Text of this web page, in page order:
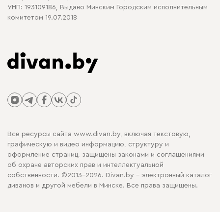
УНП: 193109186, Выдано Минским Городским исполнительным
комитетом 19.07.2018
Все ресурсы сайта www.divan.by, включая текстовую,
графическую и видео информацию, структуру и
оформление страниц, защищены законами и соглашениями
об охране авторских прав и интеллектуальной
собственности. ©2013-2026. Divan.by - электронный каталог
диванов и другой мебели в Минске. Все права защищены.